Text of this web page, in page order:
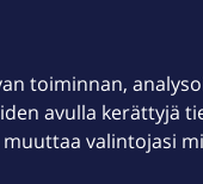
OmaElisa-
toiminnan,
avulla kerättyjä
valintojasi